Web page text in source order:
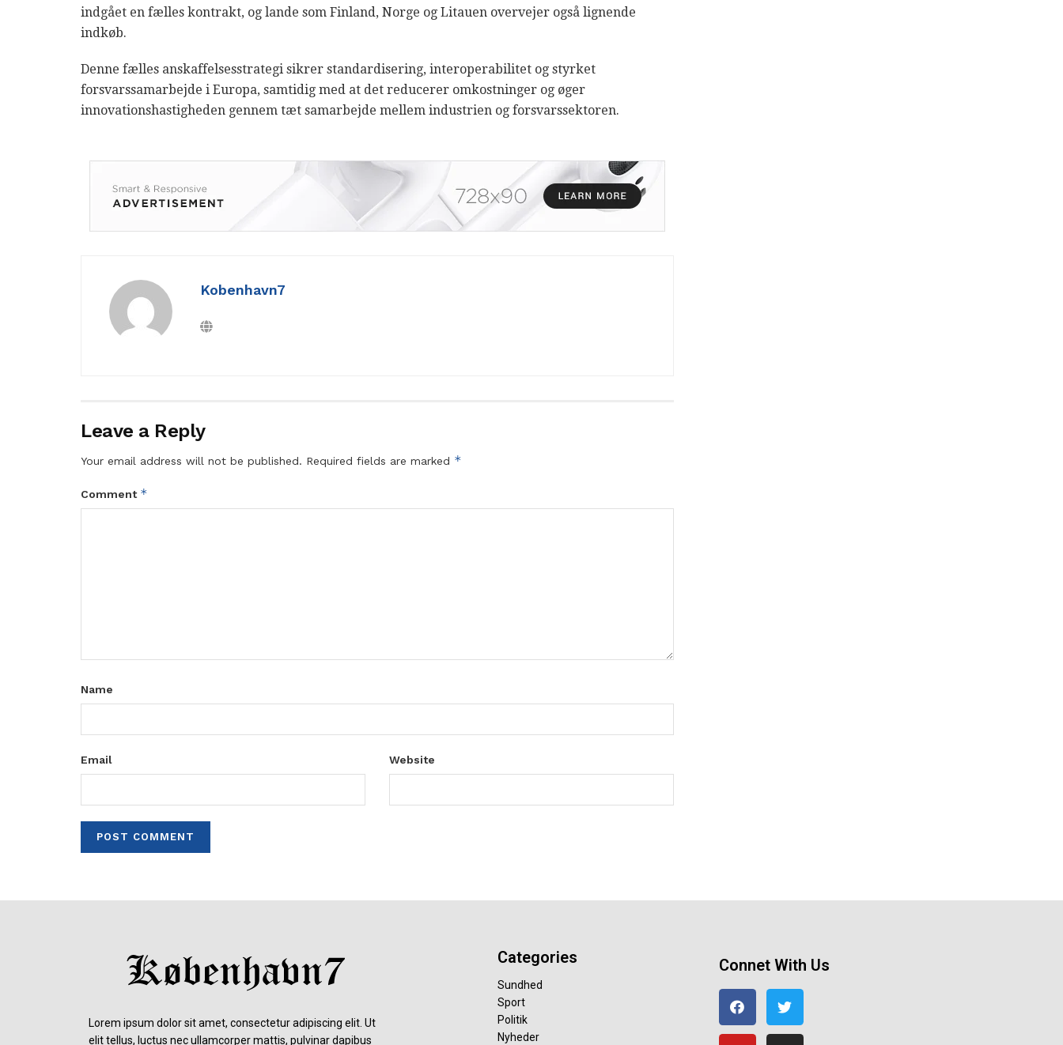
indgået en fælles kontrakt, og lande som Finland, Norge og Litauen overvejer også lignende
indkøb.
Denne fælles anskaffelsesstrategi sikrer standardisering, interoperabilitet og styrket
forsvarssamarbejde i Europa, samtidig med at det reducerer omkostninger og øger
innovationshastigheden gennem tæt samarbejde mellem industrien og forsvarssektoren.
Kobenhavn7
Leave a Reply
Your email address will not be published. Required fields are marked *
Comment *
Name
Email Website
Lorem ipsum dolor sit amet, consectetur adipiscing elit. Ut
elit tellus, luctus nec ullamcorper mattis, pulvinar dapibus
Categories
Sundhed
Sport
Politik
Nyheder
Connet With Us